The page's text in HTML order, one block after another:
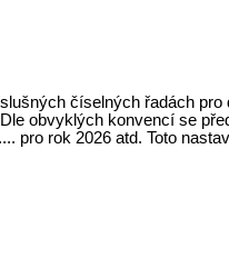
číselných řadách pro
obvyklých konvencí se
pro rok 2026 atd. Toto